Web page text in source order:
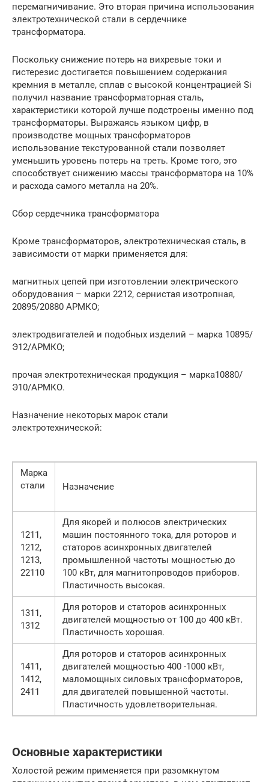
перемагничивание. Это вторая причина использования
электротехнической стали в сердечнике
трансформатора.
Поскольку снижение потерь на вихревые токи и
гистерезис достигается повышением содержания
кремния в металле, сплав с высокой концентрацией Si
получил название трансформаторная сталь,
характеристики которой лучше подстроены именно под
трансформаторы. Выражаясь языком цифр, в
производстве мощных трансформаторов
использование текстурованной стали позволяет
уменьшить уровень потерь на треть. Кроме того, это
способствует снижению массы трансформатора на 10%
и расхода самого металла на 20%.
Сбор сердечника трансформатора
Кроме трансформаторов, электротехническая сталь, в
зависимости от марки применяется для:
магнитных цепей при изготовлении электрического
оборудования – марки 2212, сернистая изотропная,
20895/20880 АРМКО;
электродвигателей и подобных изделий – марка 10895/
Э12/АРМКО;
прочая электротехническая продукция – марка10880/
Э10/АРМКО.
Назначение некоторых марок стали
электротехнической:
Марка
стали
Назначение
1211,
1212,
1213,
22110
Для якорей и полюсов электрических
машин постоянного тока, для роторов и
статоров асинхронных двигателей
промышленной частоты мощностью до
100 кВт, для магнитопроводов приборов.
Пластичность высокая.
1311,
1312
Для роторов и статоров асинхронных
двигателей мощностью от 100 до 400 кВт.
Пластичность хорошая.
1411,
1412,
2411
Для роторов и статоров асинхронных
двигателей мощностью 400 -1000 кВт,
маломощных силовых трансформаторов,
для двигателей повышенной частоты.
Пластичность удовлетворительная.
Основные характеристики
Холостой режим применяется при разомкнутом